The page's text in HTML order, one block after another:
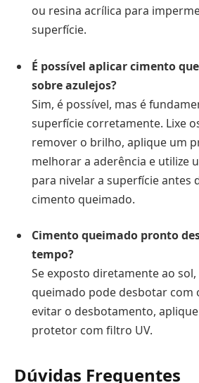
ou resina acrílica para
superfície.
É possível aplicar cimento
sobre azulejos?
Sim, é possível, mas é
superfície corretamente. Lixe
remover o brilho, aplique um
melhorar a aderência e utilize
para nivelar a superfície antes
cimento queimado.
Cimento queimado pronto
tempo?
Se exposto diretamente ao
queimado pode desbotar com
evitar o desbotamento,
protetor com filtro UV.
Dúvidas Frequentes